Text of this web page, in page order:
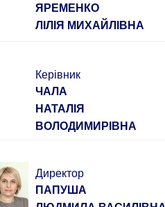
ЯРЕМЕНКО
ЛІЛІЯ МИХАЙЛІВНА
Керівник
ЧАЛА
НАТАЛІЯ
ВОЛОДИМИРІВНА
Директор
ПАПУША